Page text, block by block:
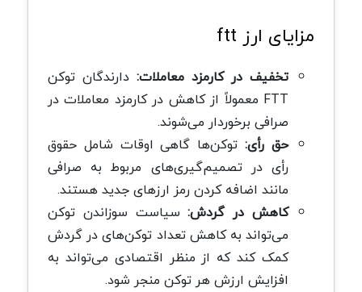
مزایای ارز ftt
تخفیف در کارمزد معاملات: دارندگان توکن
FTT معمولاً از کاهش در کارمزد معاملات در
صرافی برخوردار می‌شوند.
حق رأی: توکن‌ها گاهی اوقات شامل حقوق
رأی در تصمیم‌گیری‌های مربوط به صرافی
مانند اضافه کردن رمز ارزهای جدید هستند.
کاهش در گردش:سیاست سوزاندن توکن
می‌تواند به کاهش تعداد توکن‌های در گردش
کمک کند که از منظر اقتصادی می‌تواند به
افزایش ارزش هر توکن منجر شود.